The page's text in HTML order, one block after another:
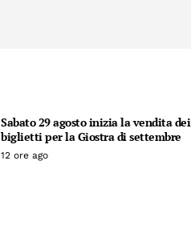
Sabato 29 agosto inizia la vendita dei
biglietti per la Giostra di settembre
12 ore ago